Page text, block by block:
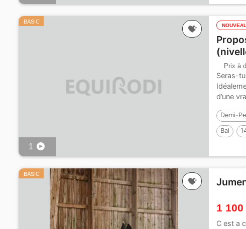
BASIC
1
Prix à
Seras-
d’une
Demi-
Bai
BASIC
1 100
C est a